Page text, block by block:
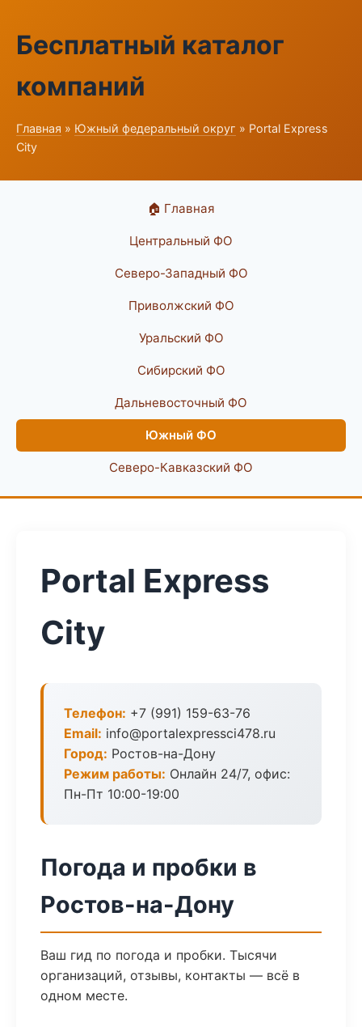
Бесплатный каталог
компаний
Главная » Южный федеральный округ » Portal Express
City
🏠 Главная
Центральный ФО
Северо-Западный ФО
Приволжский ФО
Уральский ФО
Сибирский ФО
Дальневосточный ФО
Южный ФО
Северо-Кавказский ФО
Portal Express
City
Телефон: +7 (991) 159-63-76
Email: info@portalexpressci478.ru
Город: Ростов-на-Дону
Режим работы: Онлайн 24/7, офис:
Пн-Пт 10:00-19:00
Погода и пробки в
Ростов-на-Дону
Ваш гид по погода и пробки. Тысячи
организаций, отзывы, контакты — всё в
одном месте.